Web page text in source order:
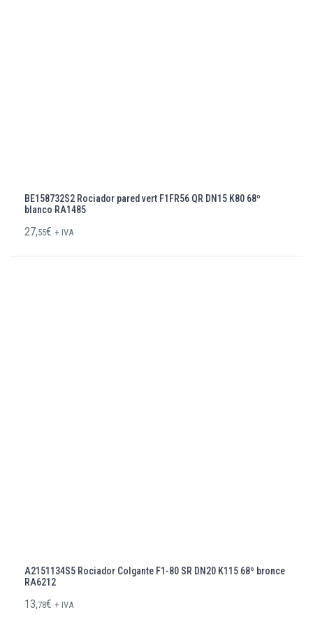
BE158732S2 Rociador pared vert F1FR56 QR DN15 K80 68º
blanco RA1485
27,55€ + IVA
A2151134S5 Rociador Colgante F1-80 SR DN20 K115 68º bronce
RA6212
13,78€ + IVA